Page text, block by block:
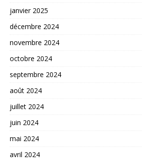
janvier 2025
décembre 2024
novembre 2024
octobre 2024
septembre 2024
août 2024
juillet 2024
juin 2024
mai 2024
avril 2024